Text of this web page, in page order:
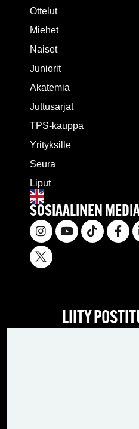
Ottelut
Miehet
Naiset
Juniorit
Akatemia
Juttusarjat
TPS-kauppa
Yrityksille
Seura
Liput
SOSIAALINEN
LIITY